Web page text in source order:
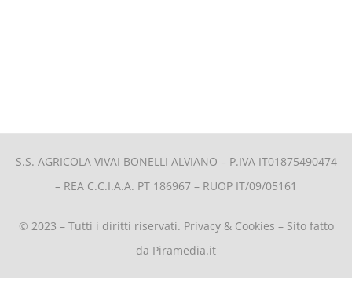
S.S. AGRICOLA VIVAI BONELLI ALVIANO – P.IVA IT01875490474
– REA C.C.I.A.A. PT 186967 – RUOP IT/09/05161
© 2023 – Tutti i diritti riservati. Privacy & Cookies – Sito fatto
da Piramedia.it